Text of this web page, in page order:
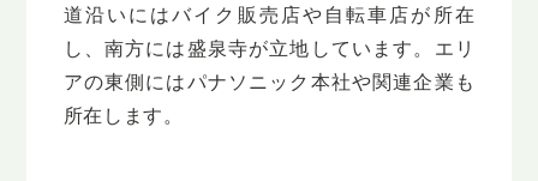
道沿いにはバイク販売店や自転車店が所在
し、南方には盛泉寺が立地しています。エリ
アの東側にはパナソニック本社や関連企業も
所在します。